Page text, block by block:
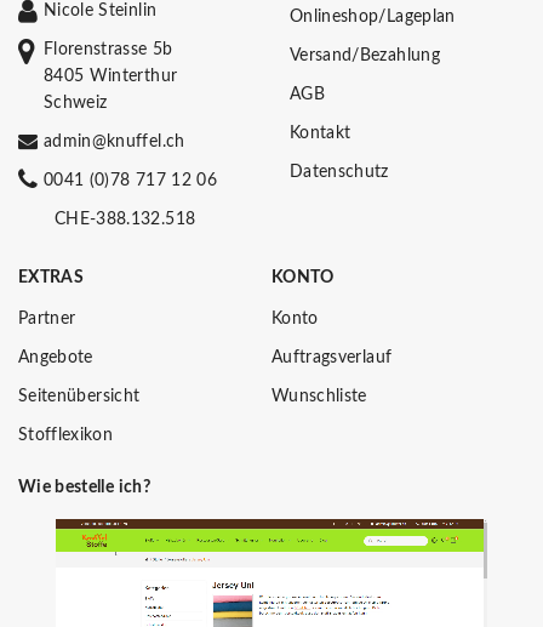
Nicole Steinlin
Florenstrasse 5b
8405 Winterthur
Schweiz
admin@knuffel.ch
0041 (0)78 717 12 06
CHE-388.132.518
Onlineshop/Lageplan
Versand/Bezahlung
AGB
Kontakt
Datenschutz
EXTRAS
Partner
Angebote
Seitenübersicht
Stofflexikon
KONTO
Konto
Auftragsverlauf
Wunschliste
Wie bestelle ich?